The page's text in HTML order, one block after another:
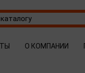
О КОМПАНИИ